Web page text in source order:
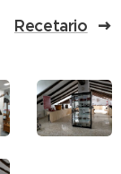
Recetario